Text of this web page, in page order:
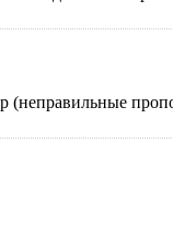
(неправильные